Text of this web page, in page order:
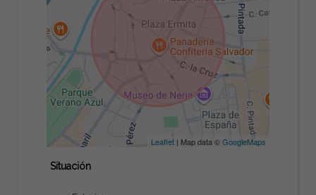
Leaflet| Map data ©GoogleMaps
Situación